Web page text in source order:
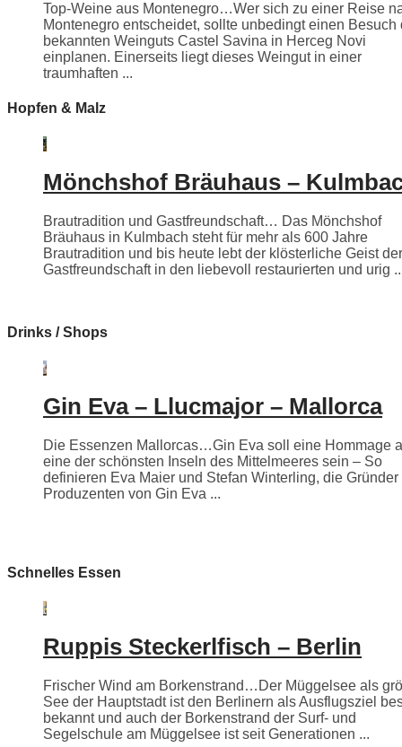
Top-Weine aus Montenegro…Wer sich zu einer Reise
Montenegro entscheidet, sollte unbedingt einen Besuch
bekannten Weinguts Castel Savina in Herceg Novi
einplanen. Einerseits liegt dieses Weingut in einer
traumhaften ...
Hopfen & Malz
Mönchshof Bräuhaus –
Brautradition und Gastfreundschaft… Das Mönchshof
Bräuhaus in Kulmbach steht für mehr als 600 Jahre
Brautradition und bis heute lebt der klösterliche Geist der
Gastfreundschaft in den liebevoll restaurierten und urig
Drinks / Shops
Gin Eva – Llucmajor – Mallorca
Die Essenzen Mallorcas…Gin Eva soll eine Hommage
eine der schönsten Inseln des Mittelmeeres sein – So
definieren Eva Maier und Stefan Winterling, die Gründer
Produzenten von Gin Eva ...
Schnelles Essen
Ruppis Steckerlfisch – Berlin
Frischer Wind am Borkenstrand…Der Müggelsee als
See der Hauptstadt ist den Berlinern als Ausflugsziel
bekannt und auch der Borkenstrand der Surf- und
Segelschule am Müggelsee ist seit Generationen ...